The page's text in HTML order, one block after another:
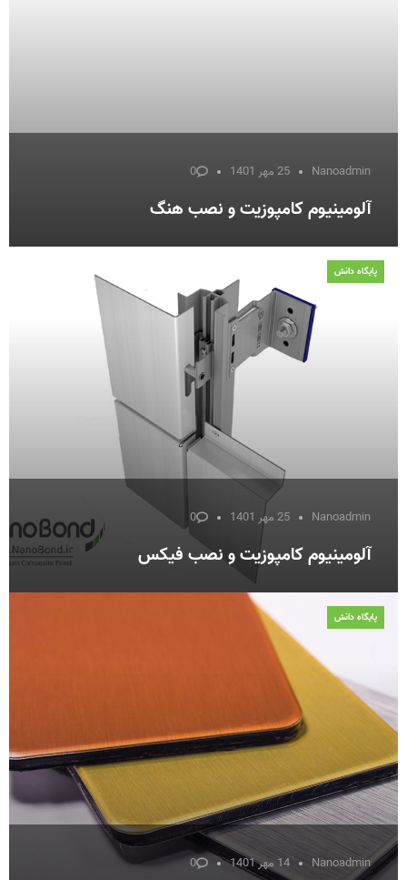
Nanoadmin 25 مهر 1401 0
آلومینیوم کامپوزیت و نصب هنگ
Nanoadmin 25 مهر 1401 0
آلومینیوم کامپوزیت و نصب فیکس
پایگاه دانش
Nanoadmin 14 مهر 1401 0
پایگاه دانش